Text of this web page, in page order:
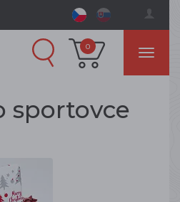
0
sportovce